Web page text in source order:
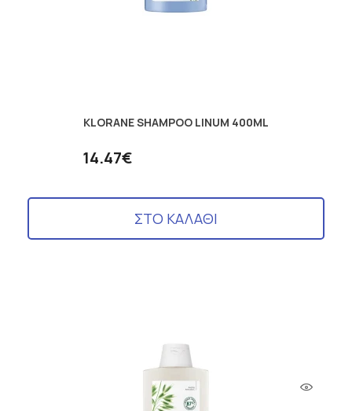
KLORANE SHAMPOO LINUM 400ML
14.47€
ΣΤΟ ΚΑΛΑΘΙ